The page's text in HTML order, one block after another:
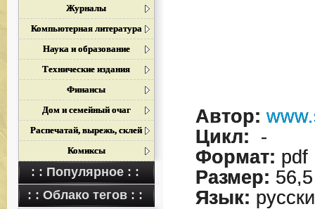
Журналы
Компьютерная литература
Наука и образование
Технические издания
Финансы
Дом и семейный очаг
Распечатай, вырежь, склей
Комиксы
: : Популярное : :
: : Облако тегов : :
Автор:
Цикл: -
Формат: pdf
Размер:
Язык: